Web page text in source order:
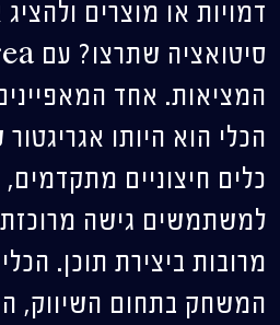
דמויות או מוצרים
המציאות. אחד
הכלי הוא היותו
כלים חיצוניים
למשתמשים גישה
מרובות ביצירת תוכן.
המשחק בתחום השיווק,